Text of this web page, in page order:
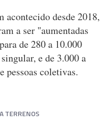
acontecido desde 2018,
a ser "aumentadas
de 280 a 10.000
e de 3.000 a
pessoas coletivas.
TERRENOS